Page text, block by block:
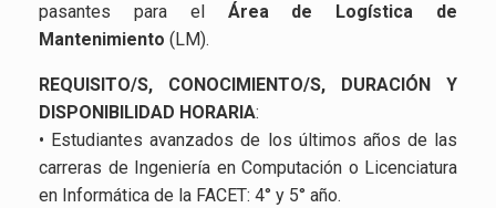
pasantes para el Área de Logística de
Mantenimiento (LM).
REQUISITO/S, CONOCIMIENTO/S, DURACIÓN Y
DISPONIBILIDAD HORARIA:
• Estudiantes avanzados de los últimos años de las
carreras de Ingeniería en Computación o Licenciatura
en Informática de la FACET: 4° y 5° año.